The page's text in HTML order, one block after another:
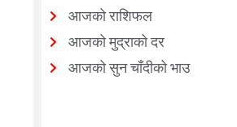
आजको राशिफल
आजको मुद्राको दर
आजको सुन चाँदीको भाउ